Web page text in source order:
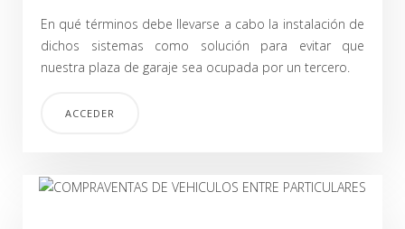
En qué términos debe llevarse a cabo la instalación de
dichos sistemas como solución para evitar que
nuestra plaza de garaje sea ocupada por un tercero.
ACCEDER